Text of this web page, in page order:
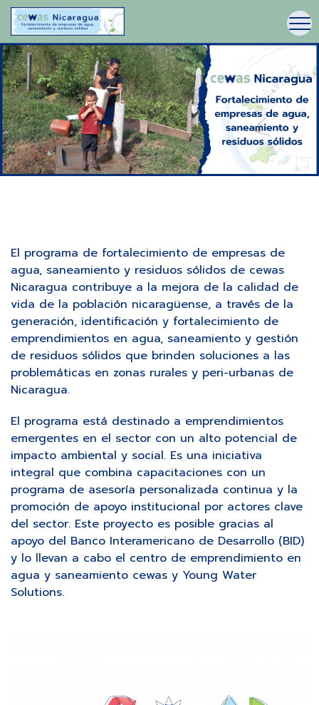
El programa de fortalecimiento de empresas de
agua, saneamiento y residuos sólidos de cewas
Nicaragua contribuye a la mejora de la calidad de
vida de la población nicaragüense, a través de la
generación, identificación y fortalecimiento de
emprendimientos en agua, saneamiento y gestión
de residuos sólidos que brinden soluciones a las
problemáticas en zonas rurales y peri-urbanas de
Nicaragua.
El programa está destinado a emprendimientos
emergentes en el sector con un alto potencial de
impacto ambiental y social. Es una iniciativa
integral que combina capacitaciones con un
programa de asesoría personalizada continua y la
promoción de apoyo institucional por actores clave
del sector. Este proyecto es posible gracias al
apoyo del Banco Interamericano de Desarrollo (BID)
y lo llevan a cabo el centro de emprendimiento en
agua y saneamiento cewas y Young Water
Solutions.